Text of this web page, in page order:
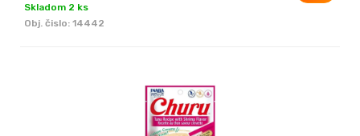
Skladom 2 ks
Obj. čislo: 14442